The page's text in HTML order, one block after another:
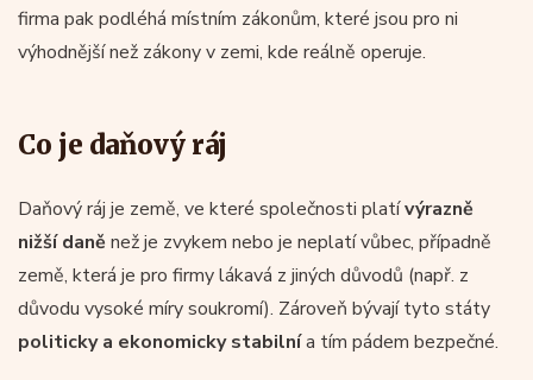
firma pak podléhá místním zákonům, které jsou pro ni
výhodnější než zákony v zemi, kde reálně operuje.
Co je daňový ráj
Daňový ráj je země, ve které společnosti platívýrazně
nižší daně než je zvykem nebo je neplatí vůbec, případně
země, která je pro firmy lákavá z jiných důvodů (např. z
důvodu vysoké míry soukromí). Zároveň bývají tyto státy
politicky a ekonomicky stabilnía tím pádem bezpečné.